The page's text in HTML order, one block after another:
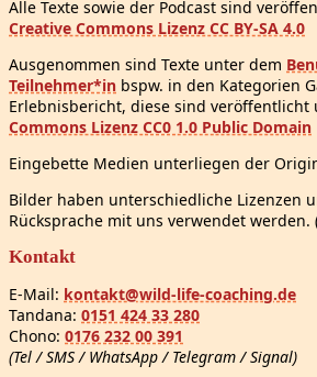
Alle Texte sowie der Podcast sind
Creative Commons Lizenz CC BY-SA 4.0
Ausgenommen sind Texte unter dem
Teilnehmer*in bspw. in den Kategorien
Erlebnisbericht, diese sind veröffentlicht
Commons Lizenz CC0 1.0 Public Domain
Eingebette Medien unterliegen der
Bilder haben unterschiedliche Lizenzen
Rücksprache mit uns verwendet
Kontakt
E-Mail: kontakt@wild-life-coaching.de
Tandana: 0151 424 33 280
Chono: 0176 232 00 391
(Tel / SMS / WhatsApp / Telegram / Signal)